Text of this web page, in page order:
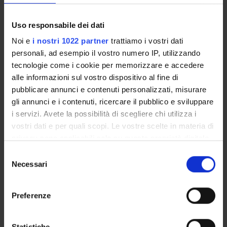
Uso responsabile dei dati
Noi e i nostri 1022 partner trattiamo i vostri dati
personali, ad esempio il vostro numero IP, utilizzando
tecnologie come i cookie per memorizzare e accedere
alle informazioni sul vostro dispositivo al fine di
pubblicare annunci e contenuti personalizzati, misurare
gli annunci e i contenuti, ricercare il pubblico e sviluppare
i servizi. Avete la possibilità di scegliere chi utilizza i
vostri dati e per quali scopi. Le vostre scelte in materia di
modificare o revocare il proprio consenso in qualsiasi
momento dalla Dichiarazione sui cookie o facendo clic
raccogliere informazioni sulla tua posizione
delNecessari
Preferenze
Germanic Philology. Linguistics: Extinct ancient or medieval
Filologia germanica
Germanic Philology - Literature (General): Epic poetry
Filologia germanica
German Medial
Filologia germanica
German Philology - Literature (General): Comparative
Filologia germanica
Individual authors or works: Middle High German, ca. 1050-
Filologia germanica